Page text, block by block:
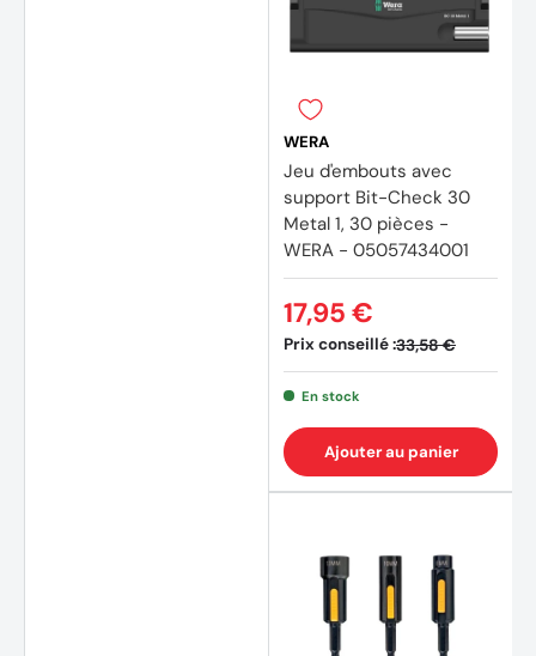
WERA
Jeu d'embouts avec
support Bit-Check 30
Metal 1, 30 pièces -
WERA - 05057434001
Prix conseillé :33,58 €
17,95 €
En stock
Ajouter au panier